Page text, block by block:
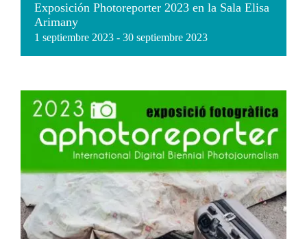
Exposición Photoreporter 2023 en la Sala Elisa
Arimany
1 septiembre 2023 - 30 septiembre 2023